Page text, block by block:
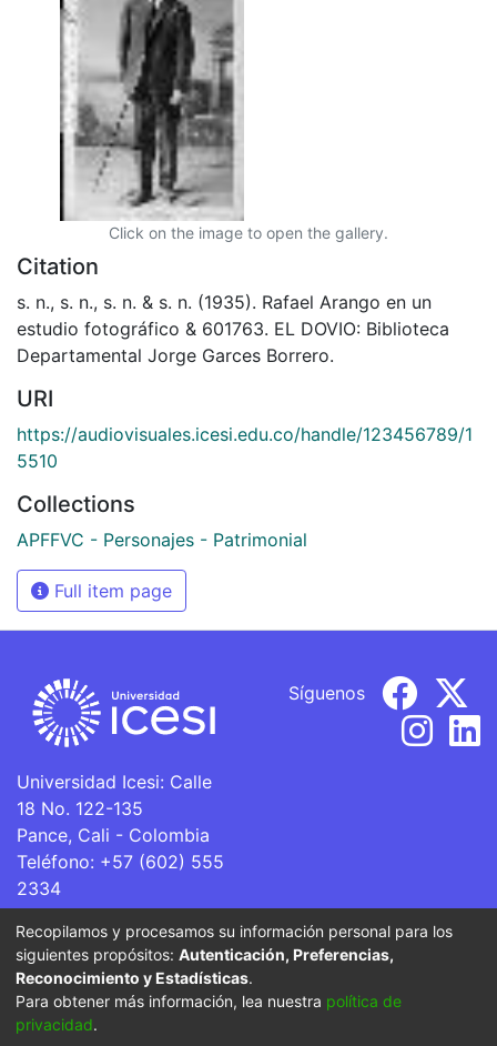
Click on the image to open the gallery.
Citation
s. n., s. n., s. n. & s. n. (1935). Rafael Arango en un
estudio fotográfico & 601763. EL DOVIO: Biblioteca
Departamental Jorge Garces Borrero.
URI
https://audiovisuales.icesi.edu.co/handle/123456789/1
5510
Collections
APFFVC - Personajes - Patrimonial
Full item page
Universidad Icesi: Calle
18 No. 122-135
Pance, Cali - Colombia
Teléfono: +57 (602) 555
2334
ventanillaunica@icesi.edu.co
Síguenos
La Universidad Icesi es una Institución de Educación
Superior que se encuentra sujeta a inspección y vigilancia
por parte del Ministerio de Educación Nacional.
Recopilamos y procesamos su información personal para los
siguientes propósitos: Autenticación, Preferencias,
Reconocimiento y Estadísticas.
Para obtener más información, lea nuestra política de
privacidad.